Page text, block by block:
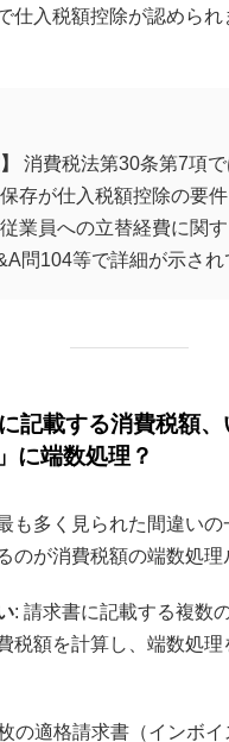
仕入税額控除が認めら
消費税法第30条第7項
存が仕入税額控除の要
業員への立替経費に関す
問104等で詳細が示され
記載する消費税額
に端数処理？
も多く見られた間違いの
のが消費税額の端数処理
: 請求書に記載する複数
税額を計算し、端数処
の適格請求書（インボイ